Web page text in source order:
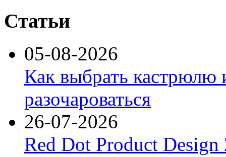
Статьи
05-08-2026
Как выбрать кастрюлю
разочароваться
26-07-2026
Red Dot Product Design